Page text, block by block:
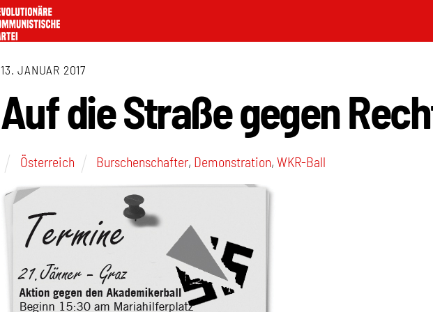
13. JANUAR 2017
Auf die Straße gegen
Österreich Burschenschafter, Demonstration,WKR-Ball